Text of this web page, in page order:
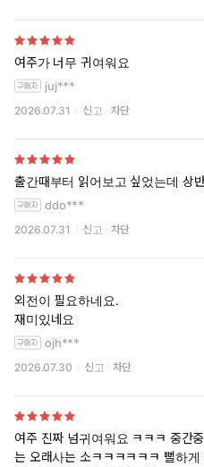
여주가 너무 귀여워요
juj***
2026.07.31 신고 차단
출간때부터 읽어보고 싶었는데 상
ddo***
2026.07.31 신고 차단
외전이 필요하네요.
재미있네요
ojh***
2026.07.30 신고 차단
여주 진짜 넘귀여워요 ㅋㅋㅋ 중간
는 오래사는 소ㅋㅋㅋㅋㅋㅋ 뻘하